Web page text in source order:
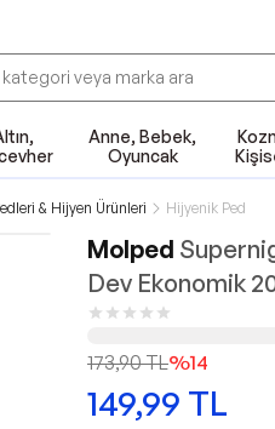
Anne, Bebek,
Oyuncak
& Hijyen Ürünleri Hijyenik Ped
Molped
Dev Ekonomik
173,90TL%14
149,99 TL